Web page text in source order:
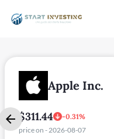
Apple Inc.
$311.44
-0.31%
price on - 2026-08-07